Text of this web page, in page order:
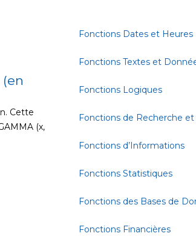
(en
Cette
(x,
Fonctions Dates et Heures
Fonctions Textes et
Fonctions Logiques
Fonctions de Recherche
Fonctions d’Informations
Fonctions Statistiques
Fonctions des Bases de
Fonctions Financières